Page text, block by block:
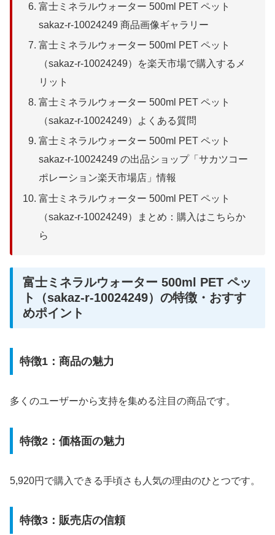
富士ミネラルウォーター 500ml PET ペット
sakaz-r-10024249 商品画像ギャラリー
富士ミネラルウォーター 500ml PET ペット
（sakaz-r-10024249）を楽天市場で購入するメ
リット
富士ミネラルウォーター 500ml PET ペット
（sakaz-r-10024249）よくある質問
富士ミネラルウォーター 500ml PET ペット
sakaz-r-10024249 の出品ショップ「サカツコー
ポレーション楽天市場店」情報
富士ミネラルウォーター 500ml PET ペット
（sakaz-r-10024249）まとめ：購入はこちらか
ら
富士ミネラルウォーター 500ml PET ペッ
ト（sakaz-r-10024249）の特徴・おすす
めポイント
特徴1：商品の魅力
多くのユーザーから支持を集める注目の商品です。
特徴2：価格面の魅力
5,920円で購入できる手頃さも人気の理由のひとつです。
特徴3：販売店の信頼